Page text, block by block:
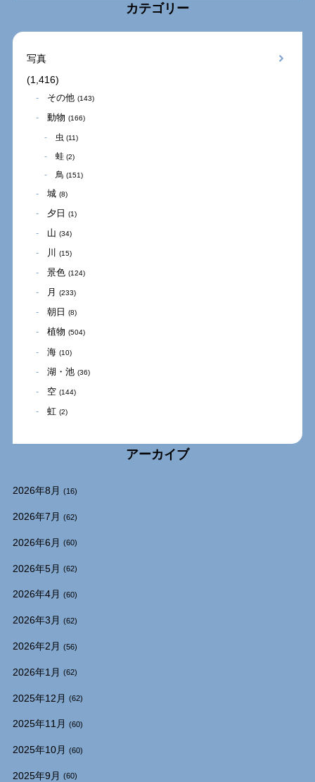
カテゴリー
写真
(1,416)
その他 (143)
動物 (166)
虫 (11)
蛙 (2)
鳥 (151)
城 (8)
夕日 (1)
山 (34)
川 (15)
景色 (124)
月 (233)
朝日 (8)
植物 (504)
海 (10)
湖・池 (36)
空 (144)
虹 (2)
アーカイブ
2026年8月 (16)
2026年7月 (62)
2026年6月 (60)
2026年5月 (62)
2026年4月 (60)
2026年3月 (62)
2026年2月 (56)
2026年1月 (62)
2025年12月 (62)
2025年11月 (60)
2025年10月 (60)
2025年9月 (60)